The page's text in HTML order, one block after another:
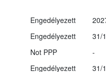
Engedélyezett
Engedélyezett
31/
Not PPP
-
Engedélyezett
31/